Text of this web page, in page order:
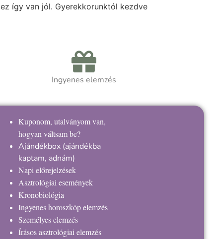
így van jól. Gyerekkorunktól kezdve
Ingyenes elemzés
Kuponom, utalványom van,
hogyan váltsam be?
Ajándékbox (ajándékba
kaptam, adnám)
Napi előrejelzések
Asztrológiai események
Kronobiológia
Ingyenes horoszkóp elemzés
Személyes elemzés
Írásos asztrológiai elemzés